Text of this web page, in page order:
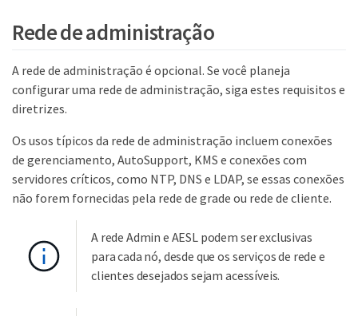
Rede de administração
A rede de administração é opcional. Se você planeja
configurar uma rede de administração, siga estes requisitos e
diretrizes.
Os usos típicos da rede de administração incluem conexões
de gerenciamento, AutoSupport, KMS e conexões com
servidores críticos, como NTP, DNS e LDAP, se essas conexões
não forem fornecidas pela rede de grade ou rede de cliente.
A rede Admin e AESL podem ser exclusivas
para cada nó, desde que os serviços de rede e
clientes desejados sejam acessíveis.